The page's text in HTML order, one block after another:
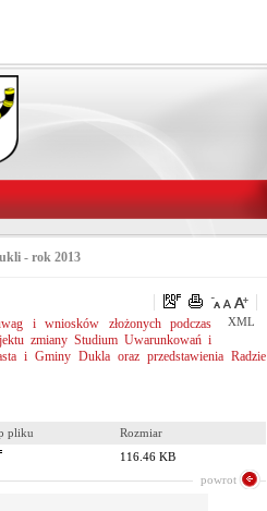
- rok 2013
XML
i wniosków złożonych podczas
zmiany Studium Uwarunkowań i
i Gminy Dukla oraz przedstawienia Radzie
pliku
Rozmiar
116.46 KB
powrot